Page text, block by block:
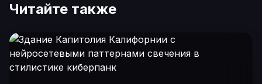
Читайте также